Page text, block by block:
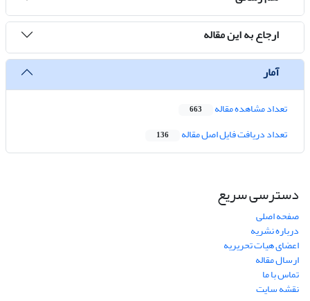
ارجاع به این مقاله
آمار
تعداد مشاهده مقاله 663
تعداد دریافت فایل اصل مقاله 136
دسترسی سریع
صفحه اصلی
درباره نشریه
اعضای هیات تحریریه
ارسال مقاله
تماس با ما
نقشه سایت